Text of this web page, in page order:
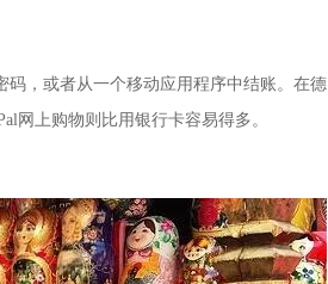
，或者从一个移动应用程序中结账。在德
网上购物则比用银行卡容易得多。